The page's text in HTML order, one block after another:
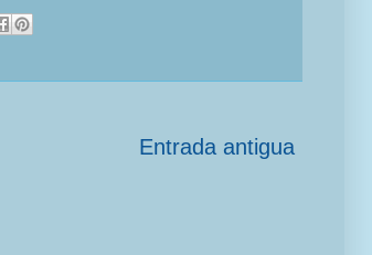
Entrada antigua